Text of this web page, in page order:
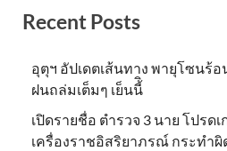
Recent Posts
อุตุฯ อัปเดตเส้นทาง พายุโซนร้
ฝนถล่มเต็มๆ เย็นนี้ิ
เปิดรายชื่อ ตำรวจ 3 นาย โปรด
เครื่องราชอิสริยาภรณ์ กระทำผิ